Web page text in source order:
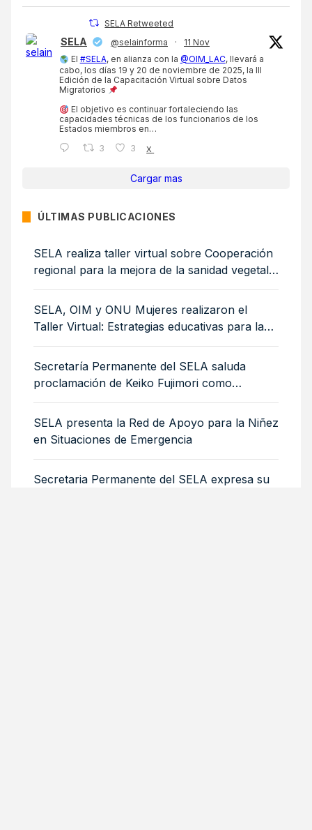
SELA Retweeted
SELA @selainforma ·
11 Nov
El #SELA, en alianza con la @OIM_LAC, llevará a
cabo, los días 19 y 20 de noviembre de 2025, la III
Edición de la Capacitación Virtual sobre Datos
Migratorios
El objetivo es continuar fortaleciendo las
capacidades técnicas de los funcionarios de los
Estados miembros en…
3
3 X
Cargar mas
ÚLTIMAS PUBLICACIONES
SELA realiza taller virtual sobre Cooperación
regional para la mejora de la sanidad vegetal:
medidas sanitarias y fitosanitarias para la
sostenibilidad ambiental
SELA, OIM y ONU Mujeres realizaron el
Taller Virtual: Estrategias educativas para la
integración de mujeres y niñas migrantes
Secretaría Permanente del SELA saluda
proclamación de Keiko Fujimori como
Presidenta de Perú
SELA presenta la Red de Apoyo para la Niñez
en Situaciones de Emergencia
Secretaria Permanente del SELA expresa su